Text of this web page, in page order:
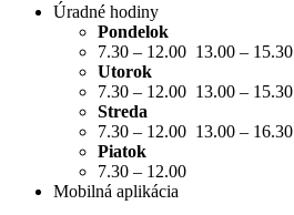
Úradné hodiny
Pondelok
7.30 – 12.00 13.00 – 15.30
Utorok
7.30 – 12.00 13.00 – 15.30
Streda
7.30 – 12.00 13.00 – 16.30
Piatok
7.30 – 12.00
Mobilná aplikácia